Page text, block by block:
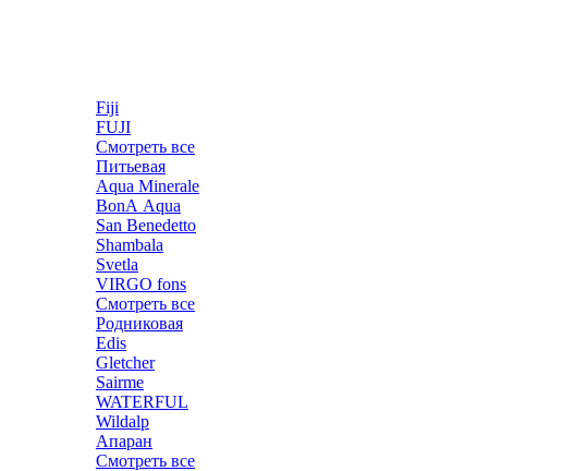
Fiji
FUJI
Смотреть все
Питьевая
Aqua Minerale
BonA Aqua
San Benedetto
Shambala
Svetla
VIRGO fons
Смотреть все
Родниковая
Edis
Gletcher
Sairme
WATERFUL
Wildalp
Апаран
Смотреть все